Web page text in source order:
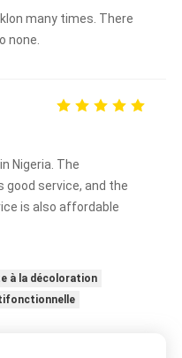
many times. There
none.
Nigeria. The
service, and the
is also affordable
à la décoloration